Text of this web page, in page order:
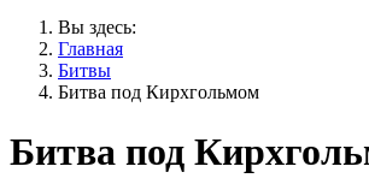
Вы здесь:
Главная
Битвы
Битва под Кирхгольмом
Битва под